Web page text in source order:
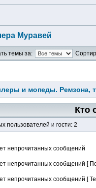
Муравей
темы за:
и мопеды. Ремзона,
Кто
пользователей и гости: 2
непрочитанных сообщений
непрочитанных сообщений [
непрочитанных сообщений [